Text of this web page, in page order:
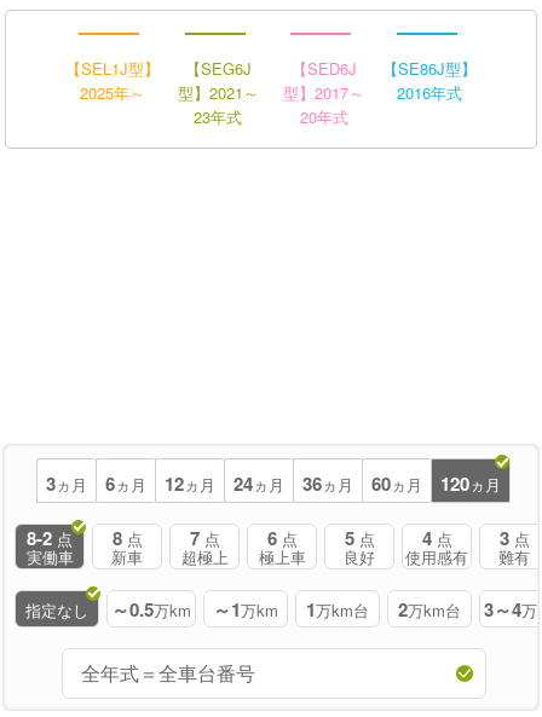
【SEL1J型】
2025年～
【SEG6J
型】2021～
23年式
【SED6J
型】2017～
20年式
【SE86J型】
2016年式
3ヵ月 6ヵ月 12ヵ月 24ヵ月 36ヵ月 60ヵ月 120ヵ月
8-2 点
実働車
8 点
新車
7 点
超極上
6 点
極上車
5 点
良好
4 点
使用感有
3 点
難有
指定なし ～0.5万km ～1万km 1万km台 2万km台 3～4万